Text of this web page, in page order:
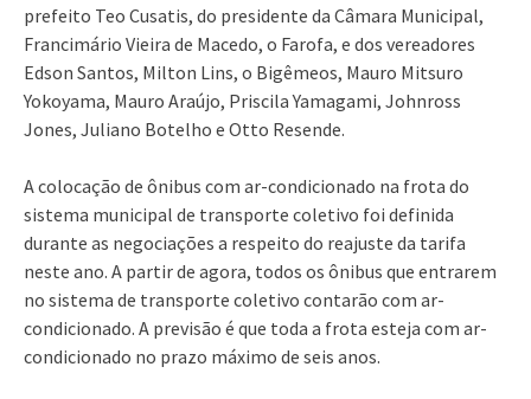
prefeito Teo Cusatis, do presidente da Câmara Municipal,
Francimário Vieira de Macedo, o Farofa, e dos vereadores
Edson Santos, Milton Lins, o Bigêmeos, Mauro Mitsuro
Yokoyama, Mauro Araújo, Priscila Yamagami, Johnross
Jones, Juliano Botelho e Otto Resende.
A colocação de ônibus com ar-condicionado na frota do
sistema municipal de transporte coletivo foi definida
durante as negociações a respeito do reajuste da tarifa
neste ano. A partir de agora, todos os ônibus que entrarem
no sistema de transporte coletivo contarão com ar-
condicionado. A previsão é que toda a frota esteja com ar-
condicionado no prazo máximo de seis anos.